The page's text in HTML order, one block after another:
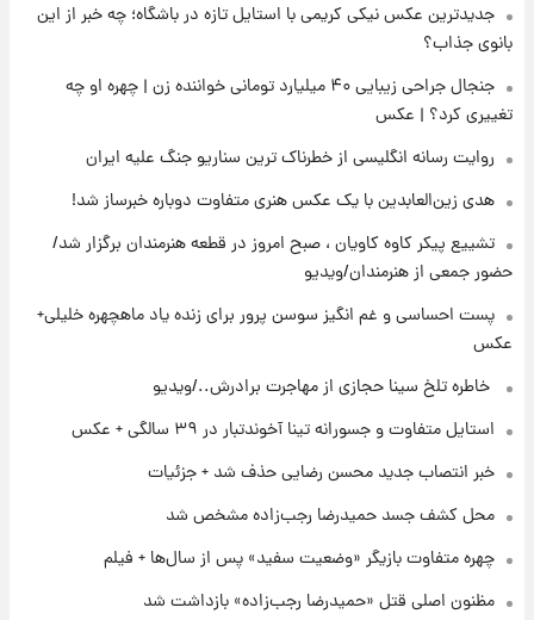
۱۷ ساعت پیش
تصاویر شگفت‌انگیز از اهرام باستانی سودان در
دل صحرا + عکس
زمان برگزاری دربی ۱۰۷ اعلام شد؟
جزئیات
پست جدید محسن رضایی در شورای عالی امنیت
ملی
جدیدترین عکس نیکی کریمی با استایل تازه در باشگاه؛ چه خبر از این
بانوی جذاب؟
جنجال جراحی زیبایی ۴۰ میلیارد تومانی خواننده زن | چهره او چه
تغییری کرد؟ | عکس
روایت رسانه انگلیسی از خطرناک ترین سناریو جنگ علیه ایران
هدی زین‌العابدین با یک عکس هنری متفاوت دوباره خبرساز شد!
تشییع پیکر کاوه کاویان ، صبح امروز در قطعه هنرمندان برگزار شد/
حضور جمعی از هنرمندان/ویدیو
پست احساسی و غم انگیز سوسن پرور برای زنده یاد ماهچهره خلیلی+
عکس
⁨ خاطره تلخ سینا حجازی از مهاجرت برادرش../ویدیو
استایل متفاوت و جسورانه تینا آخوندتبار در ۳۹ سالگی + عکس
خبر انتصاب جدید محسن رضایی حذف شد + جزئیات
محل کشف جسد حمیدرضا رجب‌زاده مشخص شد
چهره متفاوت بازیگر «وضعیت سفید» پس از سال‌ها + فیلم
مظنون اصلی قتل «حمیدرضا رجب‌زاده» بازداشت شد